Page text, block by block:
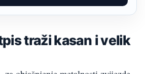
traži kasan i velik